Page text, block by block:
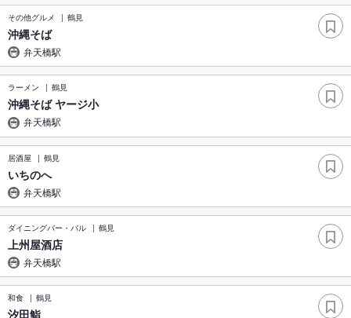
その他グルメ 鶴見
沖縄そば
弁天橋駅
ラーメン 鶴見
沖縄そば ヤージ小
弁天橋駅
居酒屋 鶴見
いちのへ
弁天橋駅
ダイニングバー・バル 鶴見
上州屋酒店
弁天橋駅
和食 鶴見
汐田鮨